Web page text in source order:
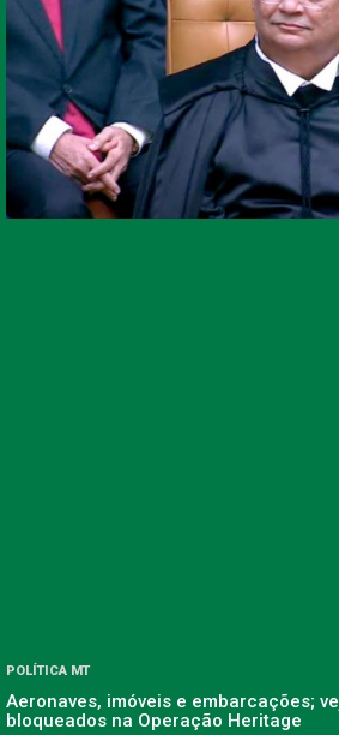
POLÍTICA MT
Aeronaves, imóveis e embarcações;
bloqueados na Operação Heritage